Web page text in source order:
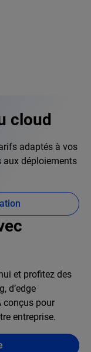
cloud
adaptés à vos
aux déploiements
et profitez des
d’edge
conçus pour
entreprise.